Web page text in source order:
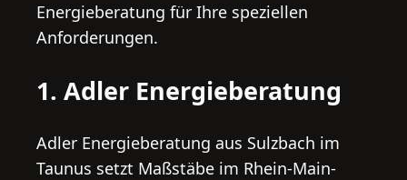
Energieberatung für Ihre speziellen
Anforderungen.
1. Adler Energieberatung
Adler Energieberatung aus Sulzbach im
Taunus setzt Maßstäbe im Rhein-Main-